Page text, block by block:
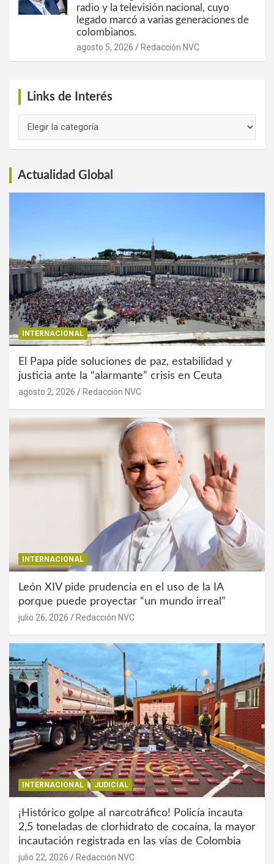
radio y la televisión nacional, cuyo
legado marcó a varias generaciones de
colombianos.
agosto 5, 2026 Redacción NVC
Links de Interés
Actualidad Global
INTERNACIONAL
El Papa pide soluciones de paz, estabilidad y
justicia ante la “alarmante” crisis en Ceuta
agosto 2, 2026 Redacción NVC
INTERNACIONAL
León XIV pide prudencia en el uso de la IA
porque puede proyectar “un mundo irreal”
julio 26, 2026 Redacción NVC
INTERNACIONAL JUDICIAL
¡Histórico golpe al narcotráfico! Policía incauta
2,5 toneladas de clorhidrato de cocaína, la mayor
incautación registrada en las vías de Colombia
julio 22, 2026 Redacción NVC